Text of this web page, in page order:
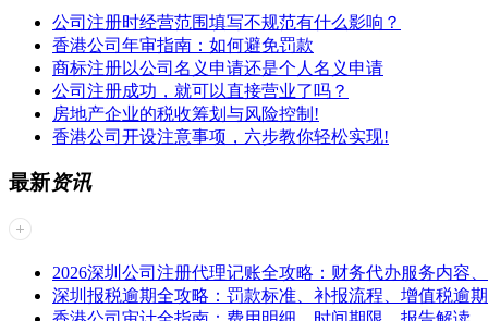
公司注册时经营范围填写不规范有什么影响？
香港公司年审指南：如何避免罚款
商标注册以公司名义申请还是个人名义申请
公司注册成功，就可以直接营业了吗？
房地产企业的税收筹划与风险控制!
香港公司开设注意事项，六步教你轻松实现!
最新资讯
2026深圳公司注册代理记账全攻略：财务代办服务内容
深圳报税逾期全攻略：罚款标准、补报流程、增值税逾